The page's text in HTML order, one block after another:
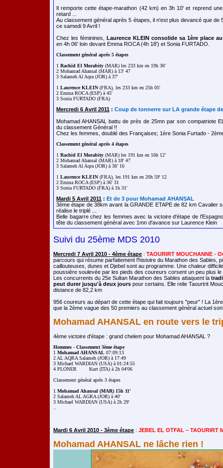
Il remporte cette étape-marathon (42 km) en 3h 10' et reprend
retard ...
Au classement général après 5 étapes, il n'est plus devancé que de
ce samedi 9 Avril !
Chez les féminines, Laurence KLEIN consolide sa 1ère place
en 4h 06' loin devant Emma ROCA (4h 18') et Sonia FURTADO.
Classement général après 5 étapes
1 Rachid El Morabity (MAR) les 233 km en 19h 36'
2 Mohamad Ahansal (MAR) à 13' 47
3 Salameh Al Aqra (JOR) à 37'
1 Laurence KLEIN (FRA), les 233 km en 25h 05'
2 Emma ROCA (ESP) à 45'
Mercredi 6 Avril 2011 : Coup de tonnerre sur LA grande étape
Mohamad AHANSAL battu de près de 25mn par son compatriote
du classement Général !!
Chez les femmes, doublé des Françaises; 1ère Sonia Furtado -
Classement général après 4 étapes
1 Rachid El Morabity (MAR) les 191 km en 16h 12'
2 Mohamad Ahansal (MAR) à 18' 47
3 Salameh Al Aqra (JOR) à 36' 16
1 Laurence KLEIN (FRA), les 191 km en 20h 59' 12
2 Emma ROCA (ESP) à 36' 31
Mardi 5 Avril 2011 : Et de 3 pour Mohamad AHANSAL
3ème étape de 38km avant la GRANDE ETAPE de 82 km Cavalier
réalise le triplé ...
Belle bagarre chez les femmes avec la victoire d'étape de
tête du classement général avec 1mn d'avance sur Laurence Klein
Suivi du 25ème MDS 2010
Mercredi 7 Avril 2010 - 4ème étape : TAOURIRT MOUCHANNE -
parcours qui résume parfaitement l'histoire du Marathon des Sables,
caillouteuses, dunes et Djebel sont au programme. Une chaleur
poussière soulevée par les pieds des coureurs corsent un peu plus le
Les concurrents du 25e Sultan Marathon des Sables attaquent la
peut durer jusqu'à deux jours pour certains. Elle relie Taourtrit
distance de 82,2 km
956 coureurs au départ de cette étape qui fait toujours "peur" ! La
que la 2ème vague des 50 premiers au classement général actuel
Mohamad AHANSAL en route vers le
4ème victoire d'étape : grand chelem pour Mohamad AHANSAL ?
Hommes - Classement 3ème étape
1 Mohamad AHANSAL 07:09:13
2 AL AQRA Salameh (JOR) à 17:49
3 Michael WARDIAN (USA) à 01:24:55
4 PLONER  	Kurt (ITA) à 2h 04'06
Classement général après 3 étapes
1 Mohamad Ahansal (MAR) 15h 11'
2 Salameh AL AGRA (JOR) à 40'
3 Michael WARDIAN (USA) à 2h 29'
Mardi 6 Avril 2010 - 3ème étape : JEBEL EL OTFAL – TAOURIRT
Mohamad AHANSAL ne lâche rien !